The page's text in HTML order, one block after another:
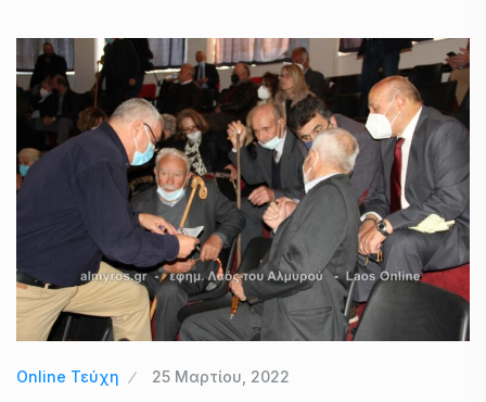
Online Τεύχη 25 Μαρτίου, 2022